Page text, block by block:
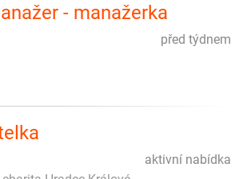
- manažerka
před týdnem
aktivní nabídka